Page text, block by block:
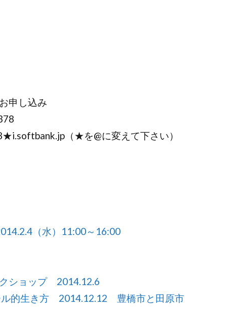
申し込み
（★を@に変えて下さい）
（水）11:00～16:00
ショップ 2014.12.6
ル的生き方 2014.12.12 豊橋市と田原市